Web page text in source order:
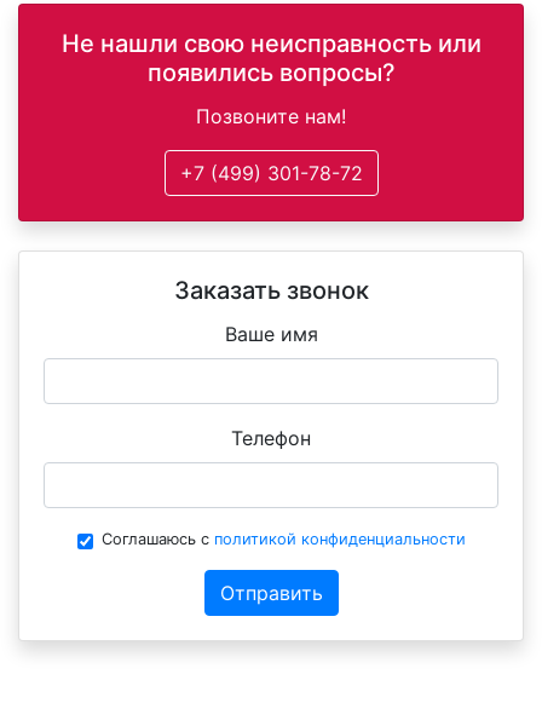
детали.
Не нашли свою неисправность или
появились вопросы?
Позвоните нам!
+7 (499) 301-78-72
Заказать звонок
Ваше имя
Телефон
Соглашаюсь с политикой конфиденциальности
Отправить